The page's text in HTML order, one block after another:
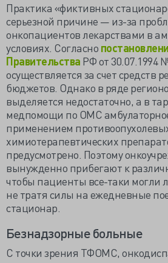
Практика «фиктивных
серьезной причине — из-за
онкопациентов лекарствами в
условиях. Согласно
Правительства РФ от 30.07.1994
осуществляется за счет средств
бюджетов. Однако в ряде
выделяется недостаточно, а в
медпомощи по ОМС
применением
химиотерапевтических
предусмотрено. Поэтому
вынужденно прибегают к
чтобы пациенты все-таки могли
не тратя силы на ежедневные
стационар.
Безнадзорные больные
С точки зрения ТФОМС,